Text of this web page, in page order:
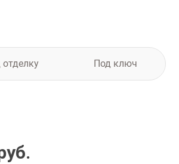
отделку Под ключ